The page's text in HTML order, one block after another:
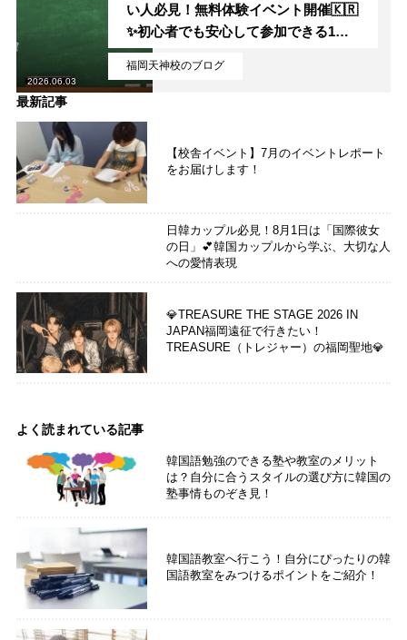
福岡天神校のブログ
い人必見！無料体験イベント開催🇰🇷
✨初心者でも安心して参加できる1日
限定レッスンとは？
2026.06.03
最新記事
【校舎イベント】7月のイベントレポート
をお届けします！
日韓カップル必見！8月1日は「国際彼女
の日」💕韓国カップルから学ぶ、大切な人
への愛情表現
💎TREASURE THE STAGE 2026 IN
JAPAN福岡遠征で行きたい！
TREASURE（トレジャー）の福岡聖地💎
よく読まれている記事
韓国語勉強のできる塾や教室のメリット
は？自分に合うスタイルの選び方に韓国の
塾事情ものぞき見！
韓国語教室へ行こう！自分にぴったりの韓
国語教室をみつけるポイントをご紹介！